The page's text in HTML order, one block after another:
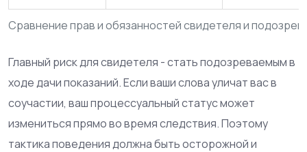
Сравнение прав и обязанностей свидетеля и
Главный риск для свидетеля - стать подозреваемым в
ходе дачи показаний. Если ваши слова уличат вас в
соучастии, ваш процессуальный статус может
измениться прямо во время следствия. Поэтому
тактика поведения должна быть осторожной и